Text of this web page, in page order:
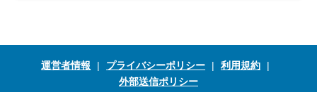
運営者情報 プライバシーポリシー
利用規約
外部送信ポリシー